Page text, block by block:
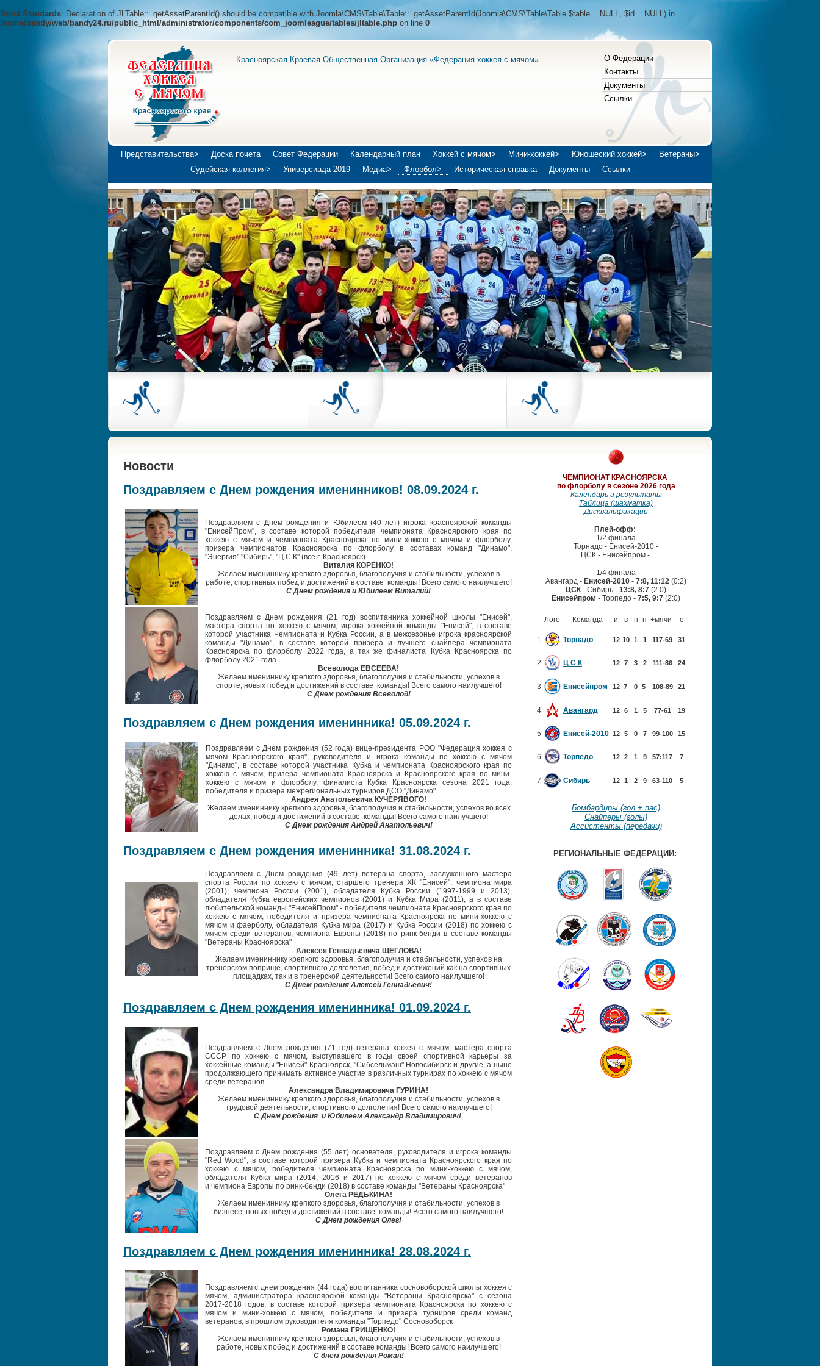
Strict Standards: Declaration of JLTable::_getAssetParentId() should be compatible with Joomla\CMS\Table\Table::_getAssetParentId(Joomla\CMS\Table\Table $table = NULL, $id = NULL) in
/home/bandy/web/bandy24.ru/public_html/administrator/components/com_joomleague/tables/jltable.php on line 0
О Федерации
Контакты
Документы
Ссылки
Красноярская Краевая Общественная Организация «Федерация хоккея с мячом»
Представительства> Доска почета Совет Федерации Календарный план Хоккей с мячом> Мини-хоккей> Юношеский хоккей>
Ветераны>
Судейская коллегия>
Универсиада-2019 Медиа> Флорбол> Историческая справка Документы Ссылки
Новости
Поздравляем с Днем рождения именинников! 08.09.2024 г.
Поздравляем с Днем рождения и Юбилеем (40 лет) игрока красноярской команды
"ЕнисейПром", в составе которой победителя чемпионата Красноярского края по
хоккею с мячом и чемпионата Красноярска по мини-хоккею с мячом и флорболу,
призера чемпионатов Красноярска по флорболу в составах команд "Динамо",
"Энергия" "Сибирь", "Ц С К" (все г. Красноярск)
Виталия КОРЕНКО!
Желаем имениннику крепкого здоровья, благополучия и стабильности, успехов в
работе, спортивных побед и достижений в составе команды! Всего самого наилучшего!
С Днем рождения и Юбилеем Виталий!
Поздравляем с Днем рождения (21 год) воспитанника хоккейной школы "Енисей",
мастера спорта по хоккею с мячом, игрока хоккейной команды "Енисей", в составе
которой участника Чемпионата и Кубка России, а в межсезонье игрока красноярской
команды "Динамо", в составе которой призера и лучшего снайпера чемпионата
Красноярска по флорболу 2022 года, а так же финалиста Кубка Красноярска по
флорболу 2021 года
Всеволода ЕВСЕЕВА!
Желаем имениннику крепкого здоровья, благополучия и стабильности, успехов в
спорте, новых побед и достижений в составе команды! Всего самого наилучшего!
С Днем рождения Всеволод!
Поздравляем с Днем рождения именинника! 05.09.2024 г.
Поздравляем с Днем рождения (52 года) вице-президента РОО "Федерация хоккея с
мячом Красноярского края", руководителя и игрока команды по хоккею с мячом
"Динамо", в составе которой участника Кубка и чемпионата Красноярского края по
хоккею с мячом, призера чемпионата Красноярска и Красноярского края по мини-
хоккею с мячом и флорболу, финалиста Кубка Красноярска сезона 2021 года,
победителя и призера межрегиональных турниров ДСО "Динамо"
Андрея Анатольевича КУЧЕРЯВОГО!
Желаем имениннику крепкого здоровья, благополучия и стабильности, успехов во всех
делах, побед и достижений в составе команды! Всего самого наилучшего!
С Днем рождения Андрей Анатольевич!
Поздравляем с Днем рождения именинника! 31.08.2024 г.
Поздравляем с Днем рождения (49 лет) ветерана спорта, заслуженного мастера
спорта России по хоккею с мячом, старшего тренера ХК "Енисей", чемпиона мира
(2001), чемпиона России (2001), обладателя Кубка России (1997-1999 и 2013),
обладателя Кубка европейских чемпионов (2001) и Кубка Мира (2011), а в составе
любительской команды "ЕнисейПром" - победителя чемпионата Красноярского края по
хоккею с мячом, победителя и призера чемпионата Красноярска по мини-хоккею с
мячом и фаерболу, обладателя Кубка мира (2017) и Кубка России (2018) по хоккею с
мячом среди ветеранов, чемпиона Европы (2018) по ринк-бенди в составе команды
"Ветераны Красноярска"
Алексея Геннадьевича ЩЕГЛОВА!
Желаем имениннику крепкого здоровья, благополучия и стабильности, успехов на
тренерском поприще, спортивного долголетия, побед и достижений как на спортивных
площадках, так и в тренерской деятельности! Всего самого наилучшего!
С Днем рождения Алексей Геннадьевич!
Поздравляем с Днем рождения именинника! 01.09.2024 г.
Поздравляем с Днем рождения (71 год) ветерана хоккея с мячом, мастера спорта
СССР по хоккею с мячом, выступавшего в годы своей спортивной карьеры за
хоккейные команды "Енисей" Красноярск, "Сибсельмаш" Новосибирск и другие, а ныне
продолжающего принимать активное участие в различных турнирах по хоккею с мячом
среди ветеранов
Александра Владимировича ГУРИНА!
Желаем имениннику крепкого здоровья, благополучия и стабильности, успехов в
трудовой деятельности, спортивного долголетия! Всего самого наилучшего!
С Днем рождения и Юбилеем Александр Владимирович!
Поздравляем с Днем рождения (55 лет) основателя, руководителя и игрока команды
"Red Wood", в составе которой призера Кубка и чемпионата Красноярского края по
хоккею с мячом, победителя чемпионата Красноярска по мини-хоккею с мячом,
обладателя Кубка мира (2014, 2016 и 2017) по хоккею с мячом среди ветеранов
и чемпиона Европы по ринк-бенди (2018) в составе команды "Ветераны Красноярска"
Олега РЕДЬКИНА!
Желаем имениннику крепкого здоровья, благополучия и стабильности, успехов в
бизнесе, новых побед и достижений в составе команды! Всего самого наилучшего!
С Днем рождения Олег!
Поздравляем с Днем рождения именинника! 28.08.2024 г.
Поздравляем с днем рождения (44 года) воспитанника сосновоборской школы хоккея с
мячом, администратора красноярской команды "Ветераны Красноярска" с сезона
2017-2018 годов, в составе которой призера чемпионата Красноярска по хоккею с
мячом и мини-хоккею с мячом, победителя и призера турниров среди команд
ветеранов, в прошлом руководителя команды "Торпедо" Сосновоборск
Романа ГРИЩЕНКО!
Желаем имениннику крепкого здоровья, благополучия и стабильности, успехов в
работе, новых побед и достижений в составе команды! Всего самого наилучшего!
С днем рождения Роман!
ЧЕМПИОНАТ КРАСНОЯРСКА
по флорболу в сезоне 2026 года
Календарь и результаты
Таблица (шахматка)
Дисквалификации
Плей-офф:
1/2 финала
Торнадо - Енисей-2010 -
ЦСК - Енисейпром-
1/4 финала
Авангард - Енисей-2010 - 7:8, 11:12 (0:2)
ЦСК - Сибирь - 13:8, 8:7 (2:0)
Енисейпром - Торпедо - 7:5, 9:7 (2:0)
Лого Команда и в н п +мячи- о
1 Торнадо 12 10 1 1 117-69 31
2 Ц С К 12 7 3 2 111-86 24
3 Енисейпром 12 7 0 5 108-89 21
4 Авангард 12 6 1 5 77-61 19
5 Енисей-2010 12 5 0 7 99-100 15
6 Торпедо 12 2 1 9 57:117 7
7 Сибирь 12 1 2 9 63-110 5
Бомбардиры (гол + пас)
Снайперы (голы)
Ассистенты (передачи)
РЕГИОНАЛЬНЫЕ ФЕДЕРАЦИИ: